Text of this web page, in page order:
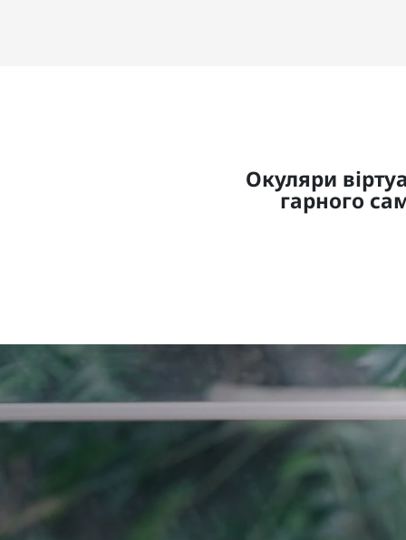
Окуляри
гарного